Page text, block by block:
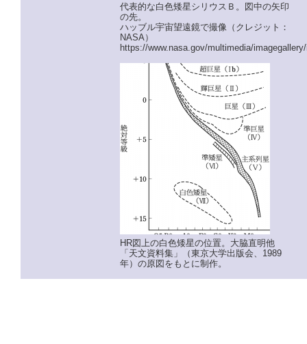
代表的な白色矮星シリウスＢ。図中の矢印
の先。
ハッブル宇宙望遠鏡で撮像（クレジット：
NASA）
https://www.nasa.gov/multimedia/
HR図上の白色矮星の位置。大脇直明他
「天文資料集」（東京大学出版会、1989
年）の原図をもとに制作。